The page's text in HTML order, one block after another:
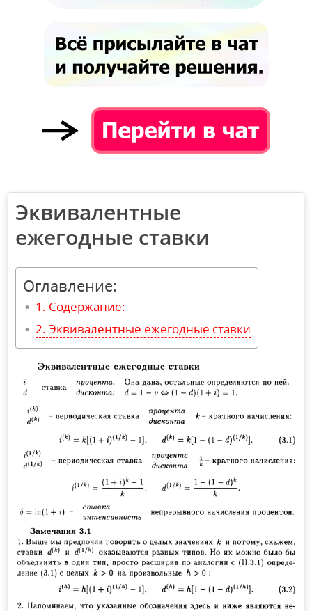
Эквивалентные
ежегодные ставки
Оглавление:
Содержание:
Эквивалентные ежегодные ставки